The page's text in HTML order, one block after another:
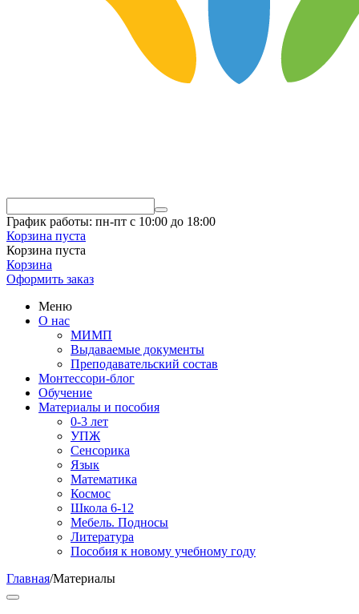
График работы: пн-пт с 10:00 до 18:00
Корзина пуста
Корзина пуста
Корзина
Оформить заказ
Меню
О нас
МИМП
Выдаваемые документы
Преподавательский состав
Монтессори-блог
Обучение
Материалы и пособия
0-3 лет
УПЖ
Сенсорика
Язык
Математика
Космос
Школа 6-12
Мебель. Подносы
Литература
Пособия к новому учебному году
Главная/Материалы